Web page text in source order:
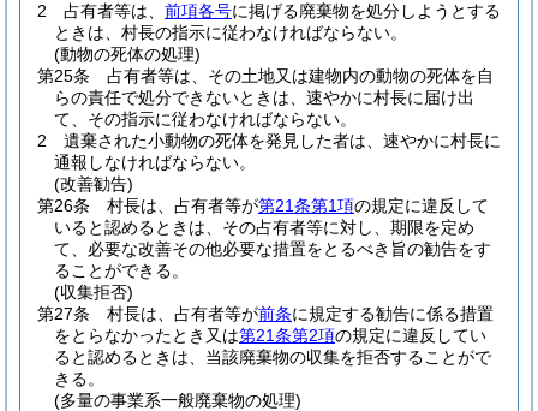
2
占有者等は、 前項各号に掲げる廃棄物を処分しようとする
ときは、村長の指示に従わなければならない。
(動物の死体の処理)
第25条
占有者等は、その土地又は建物内の動物の死体を自
らの責任で処分できないときは、速やかに村長に届け出
て、その指示に従わなければならない。
2
遺棄された小動物の死体を発見した者は、速やかに村長に
通報しなければならない。
(改善勧告)
第26条
村長は、占有者等が第21条第1項の規定に違反して
いると認めるときは、その占有者等に対し、期限を定め
て、必要な改善その他必要な措置をとるべき旨の勧告をす
ることができる。
(収集拒否)
第27条
村長は、占有者等が前条に規定する勧告に係る措置
をとらなかったとき又は第21条第2項の規定に違反してい
ると認めるときは、当該廃棄物の収集を拒否することがで
きる。
(多量の事業系一般廃棄物の処理)